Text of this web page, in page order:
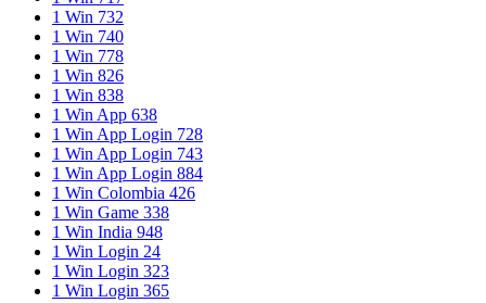
1 Win 732
1 Win 740
1 Win 778
1 Win 826
1 Win 838
1 Win App 638
1 Win App Login 728
1 Win App Login 743
1 Win App Login 884
1 Win Colombia 426
1 Win Game 338
1 Win India 948
1 Win Login 24
1 Win Login 323
1 Win Login 365